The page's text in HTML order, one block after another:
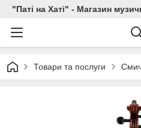
"Паті на Хаті" - Магазин
Товари та послуги